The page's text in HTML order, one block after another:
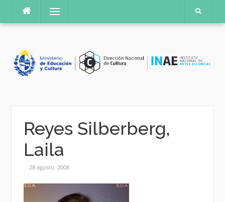
contenido
Menú
Reyes Silberberg,
Laila
28 agosto, 2008